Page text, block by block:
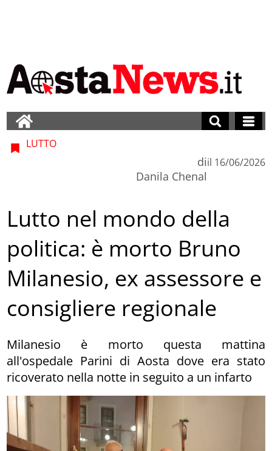
LUTTO
di
Danila Chenal
il 16/06/2026
Lutto nel mondo della
politica: è morto Bruno
Milanesio, ex assessore e
consigliere regionale
Milanesio è morto questa mattina
all'ospedale Parini di Aosta dove era stato
ricoverato nella notte in seguito a un infarto